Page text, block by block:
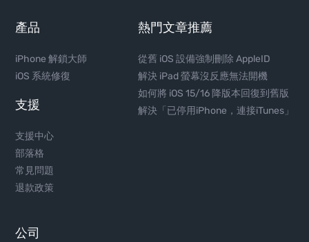
產品
iPhone 解鎖大師
iOS 系統修復
支援
支援中心
部落格
常見問題
退款政策
熱門文章推薦
從舊 iOS 設備強制刪除 AppleID
解決 iPad 螢幕沒反應無法開機
如何將 iOS 15/16 降版本回復到舊版
解決「已停用iPhone，連接iTunes」
公司